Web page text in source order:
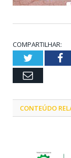
COMPARTILHAR:
Twitter
Email
CONTEÚDO